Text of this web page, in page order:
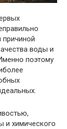
воды и
поэтому
и химического